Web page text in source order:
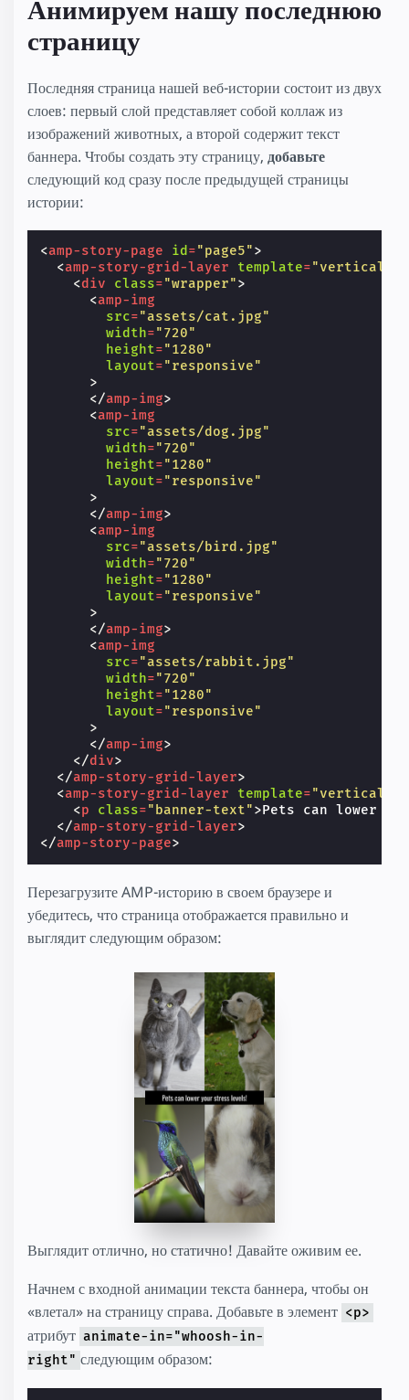
Анимируем нашу последнюю
страницу
Последняя страница нашей веб-истории состоит из двух
слоев: первый слой представляет собой коллаж из
изображений животных, а второй содержит текст
баннера. Чтобы создать эту страницу, добавьте
следующий код сразу после предыдущей страницы
истории:
<amp-story-page id ="page5">
<amp-story-grid-layer template="vertical"
<div class="wrapper">
<amp-img
src="assets/cat.jpg"
width="720"
height="1280"
layout="responsive"
>
</amp-img>
<amp-img
src="assets/dog.jpg"
width="720"
height="1280"
layout="responsive"
>
</amp-img>
<amp-img
src="assets/bird.jpg"
width="720"
height="1280"
layout="responsive"
>
</amp-img>
<amp-img
src="assets/rabbit.jpg"
width="720"
height="1280"
layout="responsive"
>
</amp-img>
</div>
</amp-story-grid-layer>
<amp-story-grid-layer template="vertical"
<p class="banner-text">Pets can lower
</amp-story-grid-layer>
</amp-story-page>
Перезагрузите AMP-историю в своем браузере и
убедитесь, что страница отображается правильно и
выглядит следующим образом:
Выглядит отлично, но статично! Давайте оживим ее.
Начнем с входной анимации текста баннера, чтобы он
«влетал» на страницу справа. Добавьте в элемент <p>
атрибут animate-in="whoosh-in-
right" следующим образом: